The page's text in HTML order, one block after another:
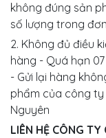
không đúng sản
số lượng trong
2. Không đủ điều
hàng - Quá hạn
- Gửi lại hàng
phẩm của công ty
Nguyên
LIÊN HỆ CÔNG TY